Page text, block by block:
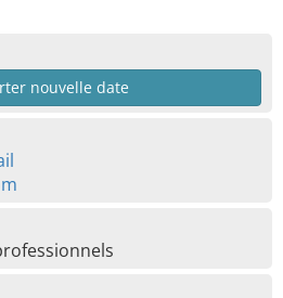
nouvelle date